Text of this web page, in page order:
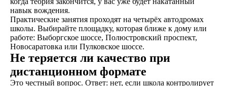
навык вождения.
Практические занятия проходят на четырёх автодромах
школы. Выбирайте площадку, которая ближе к дому или
работе: Выборгское шоссе, Полюстровский проспект,
Новосаратовка или Пулковское шоссе.
Не теряется ли качество при
дистанционном формате
Это честный вопрос. Ответ: нет, если школа контролирует
ОСТАВИТЬ ЗАЯВКУ